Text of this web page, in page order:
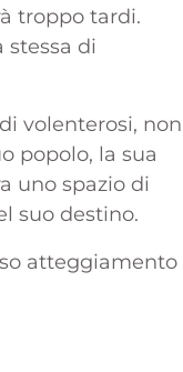
troppo tardi.
stessa di
volenterosi, non
popolo, la sua
uno spazio di
suo destino.
atteggiamento